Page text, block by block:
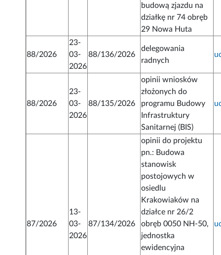
budową zjazdu na
działkę nr 74 obręb
29 Nowa Huta
88/2026
23-
03-
2026
88/136/2026
delegowania
radnych
88/2026
23-
03-
2026
88/135/2026
opinii wniosków
złożonych do
programu Budowy
Infrastruktury
Sanitarnej (BIS)
87/2026
13-
03-
2026
87/134/2026
opinii do projektu
pn.: Budowa
stanowisk
postojowych w
osiedlu
Krakowiaków na
działce nr 26/2
obręb 0050 NH-50,
jednostka
ewidencyjna